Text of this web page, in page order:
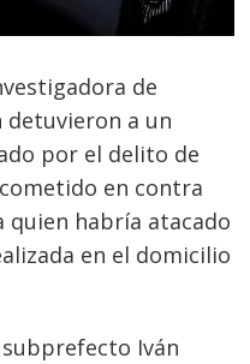
de
detuvieron a un
por el delito de
en contra
quien habría atacado
en el domicilio
Iván